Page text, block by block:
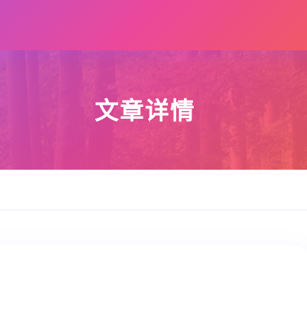
文章详情